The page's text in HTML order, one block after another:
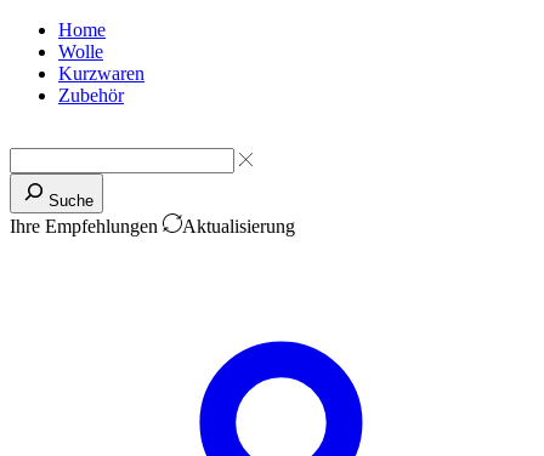
Home
Wolle
Kurzwaren
Zubehör
Suche
Ihre Empfehlungen Aktualisierung